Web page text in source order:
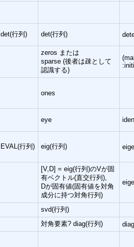
det(行列) det(行列)
zeros または
sparse (後者は疎として
認識する)
ones
eye
EVAL(行列) eig(行列)
[V,D] = eig(行列)のVが固
有ベクトル(直交行列),
Dが固有値(固有値を対角
成分に持つ対角行列)
svd(行列)
対角要素? diag(行列)